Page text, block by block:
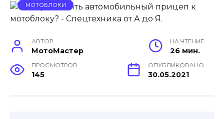
МОТОБЛОКИ
АВТОР
МотоМастер
НА ЧТЕНИЕ
26 мин.
ПРОСМОТРОВ
145
ОПУБЛИКОВАНО
30.05.2021